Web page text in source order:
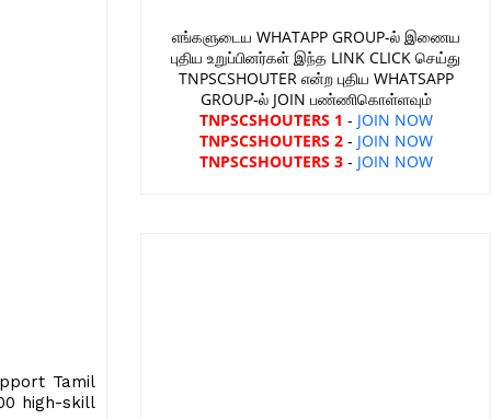
Tamil
high-skill
எங்களுடைய WHATAPP GROUP-ல் இணைய
புதிய உறுப்பினர்கள் இந்த LINK CLICK செய்து
TNPSCSHOUTER என்ற புதிய WHATSAPP
GROUP-ல் JOIN பண்ணிகொள்ளவும்
TNPSCSHOUTERS 1 - JOIN NOW
TNPSCSHOUTERS 2- JOIN NOW
TNPSCSHOUTERS 3- JOIN NOW